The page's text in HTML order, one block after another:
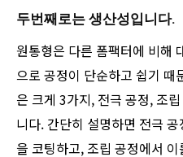
두번째로는 생산성입니다.
원통형은 다른 폼팩터에 비해
으로 공정이 단순하고 쉽기 때
은 크게 3가지, 전극 공정, 조
니다. 간단히 설명하면 전극
을 코팅하고, 조립 공정에서